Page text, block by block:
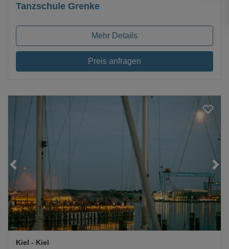
Tanzschule Grenke
Mehr Details
Preis anfragen
Kiel - Kiel